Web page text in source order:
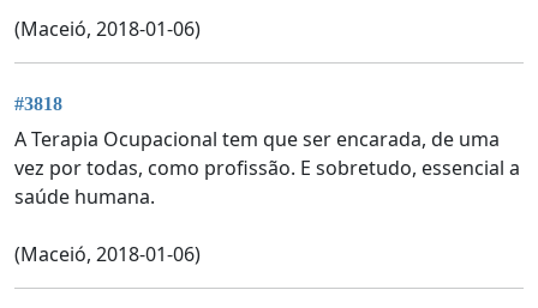
(Maceió, 2018-01-06)
#3818
A Terapia Ocupacional tem que ser encarada, de uma
vez por todas, como profissão. E sobretudo, essencial a
saúde humana.
(Maceió, 2018-01-06)